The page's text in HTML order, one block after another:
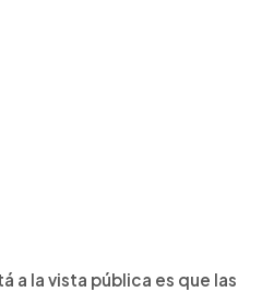
a la vista pública es que las